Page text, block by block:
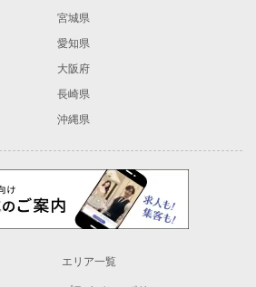
宮城県
愛知県
大阪府
長崎県
沖縄県
エリア一覧